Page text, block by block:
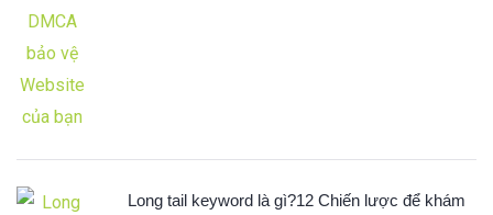
Long tail keyword là gì?12 Chiến lược để khám